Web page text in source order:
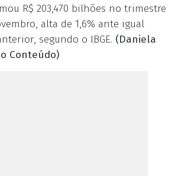
R$ 203,470 bilhões no trimestre
alta de 1,6% ante igual
segundo o IBGE. (Daniela
Conteúdo)